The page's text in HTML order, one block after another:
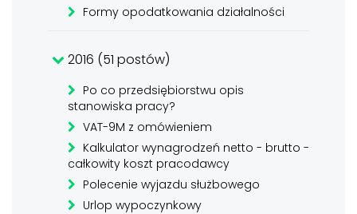
Formy opodatkowania działalności
2016 (51 postów)
Po co przedsiębiorstwu opis
stanowiska pracy?
VAT-9M z omówieniem
Kalkulator wynagrodzeń netto - brutto -
całkowity koszt pracodawcy
Polecenie wyjazdu służbowego
Urlop wypoczynkowy